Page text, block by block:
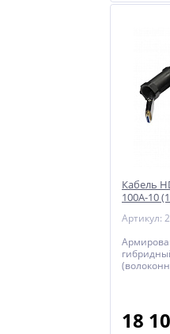
Кабель
100A-10
Артикул:
18